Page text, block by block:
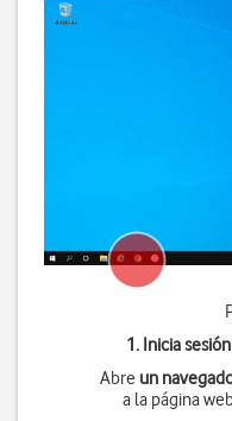
1. Inicia
Abre un
a la página